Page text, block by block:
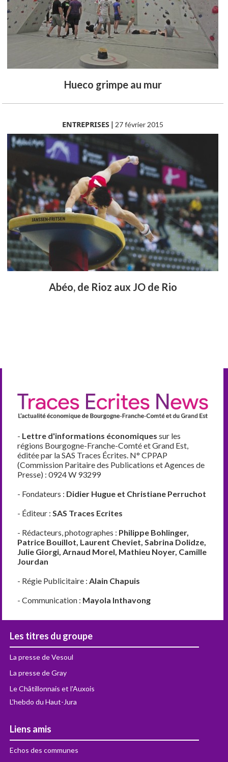
Hueco grimpe au mur
ENTREPRISES | 27 février 2015
Abéo, de Rioz aux JO de Rio
- Lettre d'informations économiques sur les
régions Bourgogne-Franche-Comté et Grand Est,
éditée par la SAS Traces Écrites. N° CPPAP
(Commission Paritaire des Publications et Agences de
Presse) : 0924 W 93299
- Fondateurs : Didier Hugue et Christiane Perruchot
- Éditeur :SAS Traces Ecrites
- Rédacteurs, photographes : Philippe Bohlinger,
Patrice Bouillot, Laurent Cheviet, Sabrina Dolidze,
Julie Giorgi, Arnaud Morel, Mathieu Noyer, Camille
Jourdan
- Régie Publicitaire :Alain Chapuis
- Communication : Mayola Inthavong
Les titres du groupe
La presse de Vesoul
La presse de Gray
Le Châtillonnais et l'Auxois
L'hebdo du Haut-Jura
Liens amis
Echos des communes